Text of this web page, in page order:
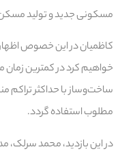
مسکونی جدید و تولید
کاظمیان در این خصوص اظهار
خواهیم کرد در کمترین
ساخت‌وساز با حداکثر تراکم
مطلوب استفاده گردد.
در این بازدید، محمد سرلک،